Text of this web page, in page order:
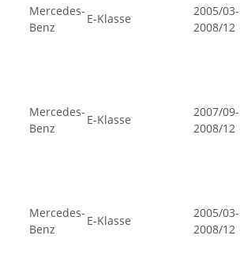
Mercedes-
Benz
E-Klasse
2005/03-
2008/12
Mercedes-
Benz
E-Klasse
2007/09-
2008/12
Mercedes-
Benz
E-Klasse
2005/03-
2008/12